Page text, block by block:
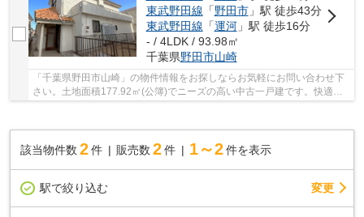
東武野田線 「野田市」駅 徒歩43分
東武野田線 「運河」駅 徒歩16分
- / 4LDK / 93.98㎡
千葉県野田市山崎
「千葉県野田市山崎」の物件情報をお探しならお気軽にお問い合わせ下
さい。土地面積177.92㎡(公簿)でニーズの高い中古一戸建です。快適な
該当物件数 2件 販売数 2 件 1～2 件を表示
駅で絞り込む 変更